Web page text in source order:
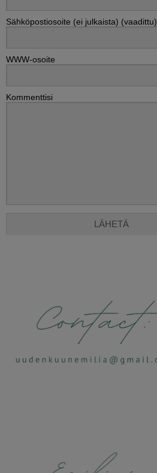
Sähköpostiosoite (ei julkaista) (vaadittu)
WWW-osoite
Kommenttisi